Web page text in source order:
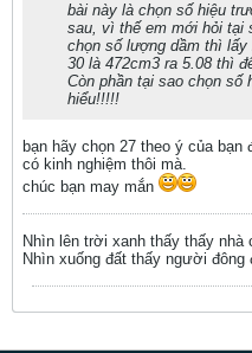
bài này là chọn số hiệu
sau, vì thế em mới hỏi tại
chọn số lượng dầm thì
30 là 472cm3 ra 5.08 thì
Còn phần tại sao chọn số
hiểu!!!!!
bạn hãy chọn 27 theo ý của
có kinh nghiệm thôi mà.
chúc bạn may mắn
Nhìn lên trời xanh thấy thấy nhà
Nhìn xuống đất thấy người đông